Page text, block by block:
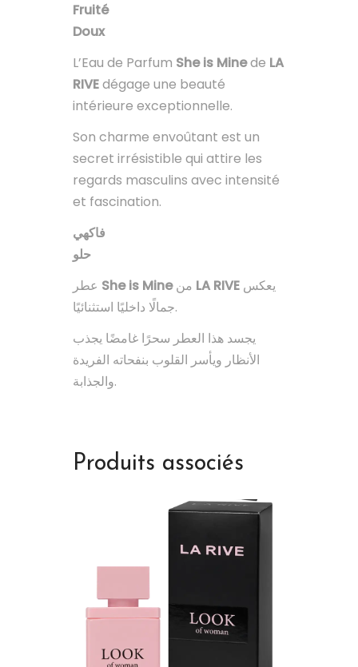
Fruité
Doux
L’Eau de Parfum She is Minede LA
RIVEdégage une beauté
intérieure exceptionnelle.
Son charme envoûtant est un
secret irrésistible qui attire les
regards masculins avec intensité
et fascination.
فاكهي
حلو
She is Mine LA RIVE
جمالًا داخليًا استثنائيًا.
يجسد هذا العطر سحرًا غامضًا يجذب
الأنظار ويأسر القلوب بنفحاته الفريدة
والجذابة.
Produits associés